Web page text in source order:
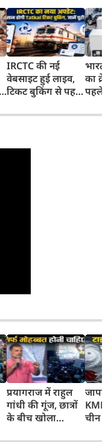
IRCTC की नई
वेबसाइट हुई लाइव,
टिकट बुकिंग से पहले
काम, जानें पूरा
भारत
का
पहले
और
प्रयागराज में राहुल
गांधी की गूंज, छात्रों
के बीच खोला
चीन